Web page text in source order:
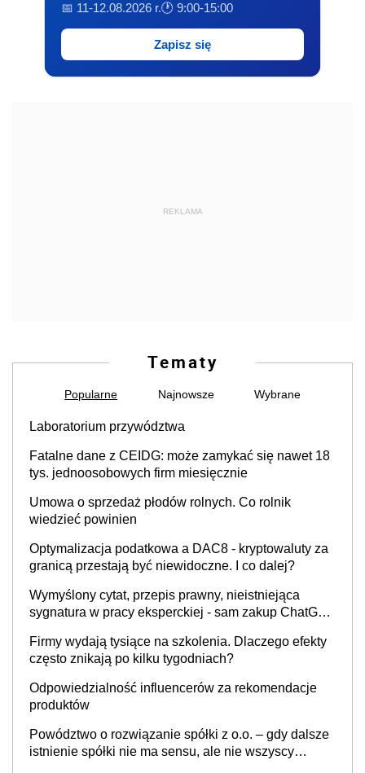
📅 11-12.08.2026 r.🕐 9:00-15:00
Zapisz się
REKLAMA
Tematy
Popularne Najnowsze Wybrane
Laboratorium przywództwa
Fatalne dane z CEIDG: może zamykać się nawet 18
tys. jednoosobowych firm miesięcznie
Umowa o sprzedaż płodów rolnych. Co rolnik
wiedzieć powinien
Optymalizacja podatkowa a DAC8 - kryptowaluty za
granicą przestają być niewidoczne. I co dalej?
Wymyślony cytat, przepis prawny, nieistniejąca
sygnatura w pracy eksperckiej - sam zakup ChatGPT
Firmy wydają tysiące na szkolenia. Dlaczego efekty
często znikają po kilku tygodniach?
Odpowiedzialność influencerów za rekomendacje
produktów
Powództwo o rozwiązanie spółki z o.o. – gdy dalsze
istnienie spółki nie ma sensu, ale nie wszyscy